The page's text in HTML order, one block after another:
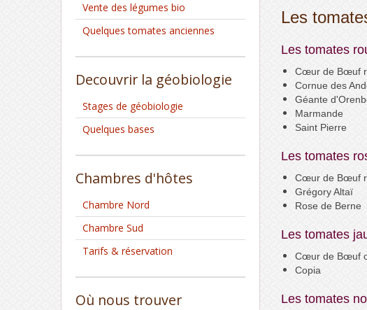
Les
Les tomates
CœurdeBœuf
Cornue des
Géante
Marmande
Saint Pierre
Les tomates
Cœur de Bœuf
Grégory Altaï
Rose de Berne
Les tomates
CœurdeBœuf
Copia
Les tomates
Vente des légumes bio
Quelques tomates anciennes
Decouvrir la géobiologie
Stages de géobiologie
Quelques bases
Chambres d'hôtes
Chambre Nord
Chambre Sud
Tarifs & réservation
Où nous trouver